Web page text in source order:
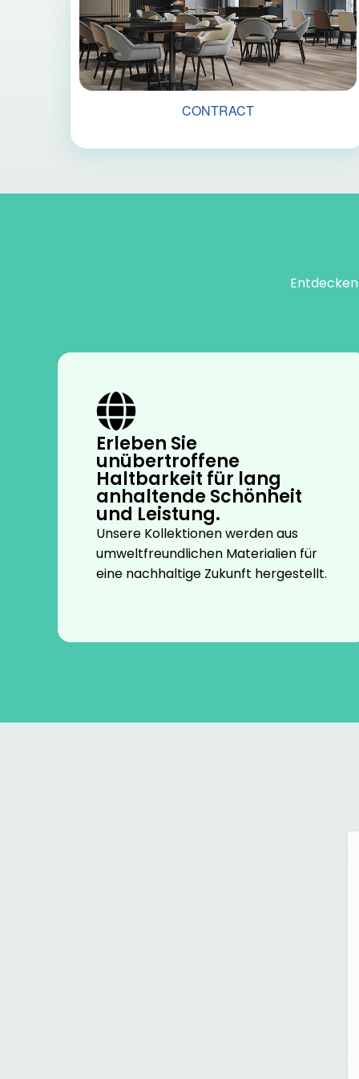
CONTRACT
Erleben Sie
unübertroffene
Haltbarkeit für lang
anhaltende Schönheit
und Leistung.
Unsere Kollektionen werden aus
umweltfreundlichen Materialien für
eine nachhaltige Zukunft hergestellt.